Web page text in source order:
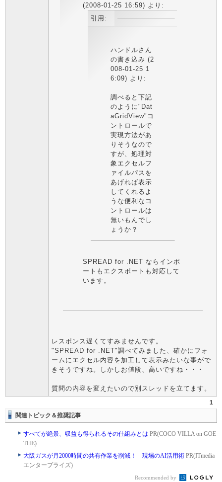
(2008-01-25 16:59) より:
引用:
ハンドルさん
の書き込み (2
008-01-25 1
6:09) より:
調べると下記
のように"Dat
aGridView"コ
ントロールで
実現方法があ
りそうなので
すが、処理対
象エクセルフ
ァイルパスを
あげれば表示
してくれるよ
うな便利なコ
ントロールは
無いもんでし
ょうか？
SPREAD for .NET ならインポ
ートもエクスポートも対応して
います。
レスポンス遅くてすみませんです。
"SPREAD for .NET"調べてみました、確かにフォ
ームにエクセル内容を加工して表示みたいな事がで
きそうですね。しかしお値段、高いですね・・・
質問の内容を変えたいので別スレッドを立てます。
1
関連トピック＆推奨記事
すべてが絶景、収益も得られるその仕組みとは PR(COCO VILLA on GOE
THE)
大阪ガスが月2000時間の共有作業を削減！ 現場のAI活用術 PR(ITmedia
エンタープライズ)
Recommended by